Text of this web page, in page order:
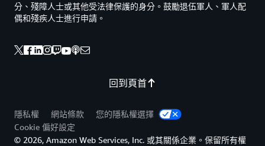
回到頁首
分、殘障人士或其他受法律保護的身分。鼓勵退伍軍人、軍人配
偶和殘疾人士進行申請。
隱私權 網站條款
您的隱私權選擇
Cookie 偏好設定
© 2026, Amazon Web Services, Inc. 或其關係企業。保留所有權